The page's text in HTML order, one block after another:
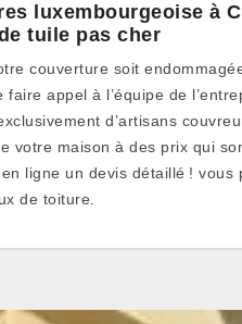
luxembourgeoise à
tuile pas cher
couverture soit
appel à l’équipe de
d’artisans
votre maison à des prix qui
ligne un devis détaillé ! vous
de toiture.